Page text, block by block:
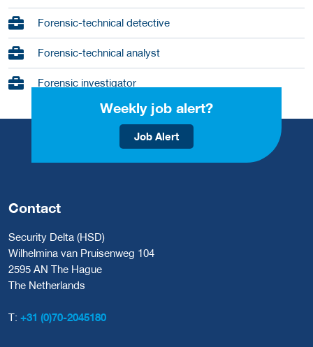
Forensic-technical detective
Forensic-technical analyst
Forensic investigator
Weekly job alert?
Job Alert
Contact
Security Delta (HSD)
Wilhelmina van Pruisenweg 104
2595 AN The Hague
The Netherlands
T: +31 (0)70-2045180